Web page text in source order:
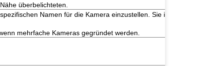
überbelichteten.
Namen für die Kamera einzustellen. Sie ist
mehrfache Kameras gegründet werden.